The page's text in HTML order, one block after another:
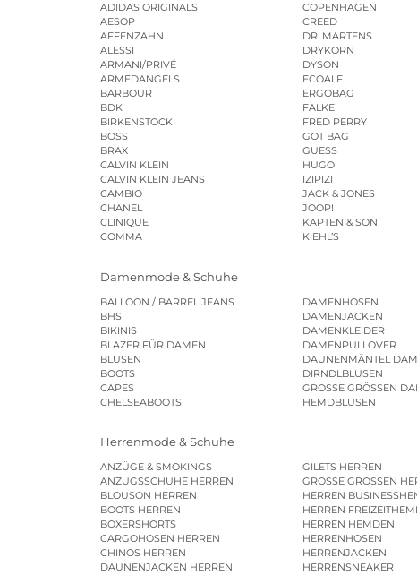
ADIDAS ORIGINALS
AESOP
AFFENZAHN
ALESSI
ARMANI/PRIVÉ
ARMEDANGELS
BARBOUR
BDK
BIRKENSTOCK
BOSS
BRAX
CALVIN KLEIN
CALVIN KLEIN JEANS
CAMBIO
CHANEL
CLINIQUE
COMMA
COPENHAGEN
CREED
DR. MARTENS
DRYKORN
DYSON
ECOALF
ERGOBAG
FALKE
FRED PERRY
GOT BAG
GUESS
HUGO
IZIPIZI
JACK & JONES
JOOP!
KAPTEN & SON
KIEHL’S
Damenmode & Schuhe
BALLOON / BARREL JEANS
BHS
BIKINIS
BLAZER FÜR DAMEN
BLUSEN
BOOTS
CAPES
CHELSEABOOTS
DAMENHOSEN
DAMENJACKEN
DAMENKLEIDER
DAMENPULLOVER
DAUNENMÄNTEL
DIRNDLBLUSEN
GROSSE GRÖSSEN
HEMDBLUSEN
Herrenmode & Schuhe
ANZÜGE & SMOKINGS
ANZUGSSCHUHE HERREN
BLOUSON HERREN
BOOTS HERREN
BOXERSHORTS
CARGOHOSEN HERREN
CHINOS HERREN
DAUNENJACKEN HERREN
GILETS HERREN
GROSSE GRÖSSEN
HERREN
HERREN
HERREN HEMDEN
HERRENHOSEN
HERRENJACKEN
HERRENSNEAKER